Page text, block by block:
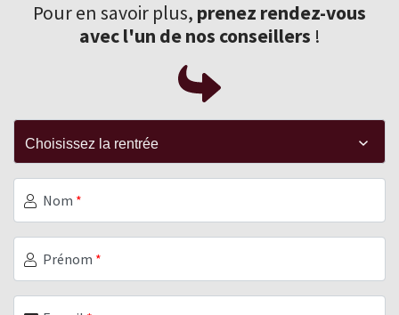
Pour en savoir plus, prenez rendez-vous
avec l'un de nos conseillers !
Nom *
Prénom *